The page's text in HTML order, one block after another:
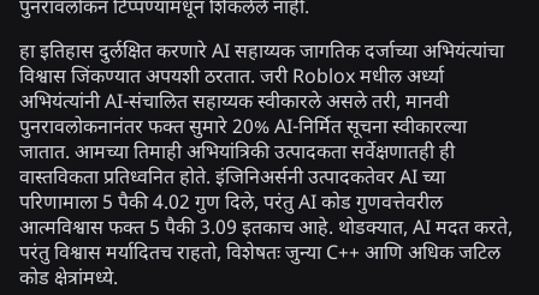
पुनरावलोकन टिप्पण्यांमधून शिकलेले नाही.
हा इतिहास दुर्लक्षित करणारे AI सहाय्यक जागतिक दर्जाच्या अभियंत्यांचा
विश्वास जिंकण्यात अपयशी ठरतात. जरी Roblox मधील अर्ध्या
अभियंत्यांनी AI-संचालित सहाय्यक स्वीकारले असले तरी, मानवी
पुनरावलोकनानंतर फक्त सुमारे 20% AI-निर्मित सूचना स्वीकारल्या
जातात. आमच्या तिमाही अभियांत्रिकी उत्पादकता सर्वेक्षणातही ही
वास्तविकता प्रतिध्वनित होते. इंजिनिअर्सनी उत्पादकतेवर AI च्या
परिणामाला 5 पैकी 4.02 गुण दिले, परंतु AI कोड गुणवत्तेवरील
आत्मविश्वास फक्त 5 पैकी 3.09 इतकाच आहे. थोडक्यात, AI मदत करते,
परंतु विश्वास मर्यादितच राहतो, विशेषतः जुन्या C++ आणि अधिक जटिल
कोड क्षेत्रांमध्ये.